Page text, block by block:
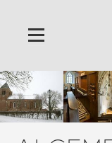
Home
Algemeen